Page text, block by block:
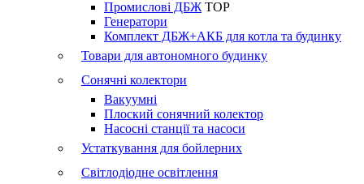
Промислові ДБЖ TOP
Генератори
Комплект ДБЖ+АКБ для котла та будинку
Товари для автономного будинку
Сонячні колектори
Вакуумні
Плоский сонячний колектор
Насосні станції та насоси
Устаткування для бойлерних
Світлодіодне освітлення